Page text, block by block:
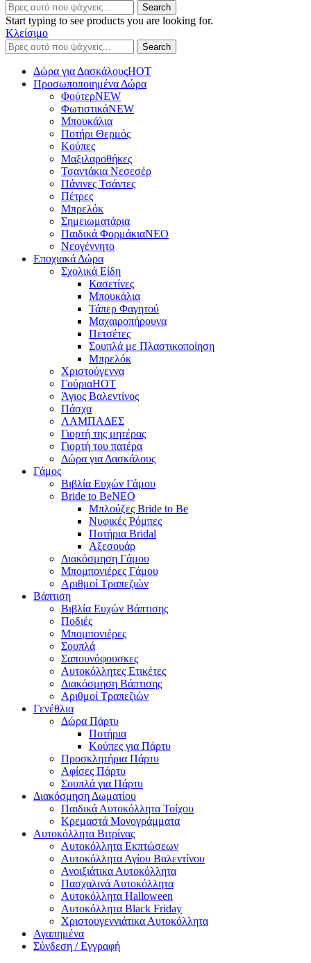
Search
Start typing to see products you are looking for.
Κλείσιμο
Search
Δώρα για ΔασκάλουςHOT
Προσωποποιημένα Δώρα
ΦούτερNEW
ΦωτιστικάNEW
Μπουκάλια
Ποτήρι Θερμός
Κούπες
Μαξιλαροθήκες
Τσαντάκια Νεσεσέρ
Πάνινες Τσάντες
Πέτρες
Μπρελόκ
Σημειωματάρια
Παιδικά ΦορμάκιαNEO
Νεογέννητο
Εποχιακά Δώρα
Σχολικά Είδη
Κασετίνες
Μπουκάλια
Τάπερ Φαγητού
Μαχαιροπήρουνα
Πετσέτες
Σουπλά με Πλαστικοποίηση
Μπρελόκ
Χριστούγεννα
ΓούριαHOT
Άγιος Βαλεντίνος
Πάσχα
ΛΑΜΠΑΔΕΣ
Γιορτή της μητέρας
Γιορτή του πατέρα
Δώρα για Δασκάλους
Γάμος
Βιβλία Ευχών Γάμου
Bride to BeNEO
Μπλούζες Bride to Be
Νυφικές Ρόμπες
Ποτήρια Bridal
Αξεσουάρ
Διακόσμηση Γάμου
Μπομπονιέρες Γάμου
Αριθμοί Τραπεζιών
Βάπτιση
Βιβλία Ευχών Βάπτισης
Ποδιές
Μπομπονιέρες
Σουπλά
Σαπουνόφουσκες
Αυτοκόλλητες Ετικέτες
Διακόσμηση Βάπτισης
Αριθμοί Τραπεζιών
Γενέθλια
Δώρα Πάρτυ
Ποτήρια
Κούπες για Πάρτυ
Προσκλητήρια Πάρτυ
Αφίσες Πάρτυ
Σουπλά για Πάρτυ
Διακόσμηση Δωματίου
Παιδικά Αυτοκόλλητα Τοίχου
Κρεμαστά Μονογράμματα
Αυτοκόλλητα Βιτρίνας
Αυτοκόλλητα Εκπτώσεων
Αυτοκόλλητα Αγίου Βαλεντίνου
Ανοιξιάτικα Αυτοκόλλητα
Πασχαλινά Αυτοκόλλητα
Αυτοκόλλητα Halloween
Αυτοκόλλητα Black Friday
Χριστουγεννιάτικα Αυτοκόλλητα
Αγαπημένα
Σύνδεση / Εγγραφή